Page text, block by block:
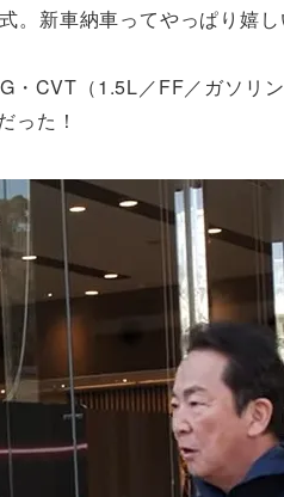
。新車納車ってやっぱり嬉
CVT（1.5L／FF／ガソリ
った！